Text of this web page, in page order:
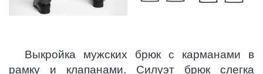
Выкройка мужских брюк с карманами в
рамку и клапанами. Силуэт брюк слегка